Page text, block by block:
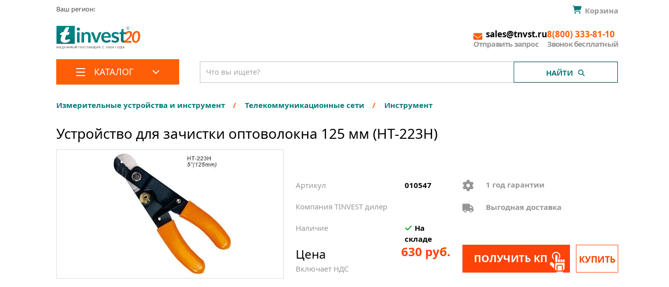
Ваш регион: Корзина
sales@tnvst.ru
Отправить запрос
8(800) 333-81-10
Звонок бесплатный
КАТАЛОГ НАЙТИ
Измерительные устройства и инструмент Телекоммуникационные сети Инструмент
Устройство для зачистки оптоволокна 125 мм (HT-223H)
Артикул 010547
Компания TINVEST дилер
Наличие
На
складе
1 год гарантии
Выгодная доставка
Цена
Включает НДС
630 руб. ПОЛУЧИТЬ КП КУПИТЬ